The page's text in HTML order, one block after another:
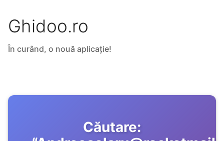
Ghidoo.ro
În curând, o nouă aplicație!
Căutare: